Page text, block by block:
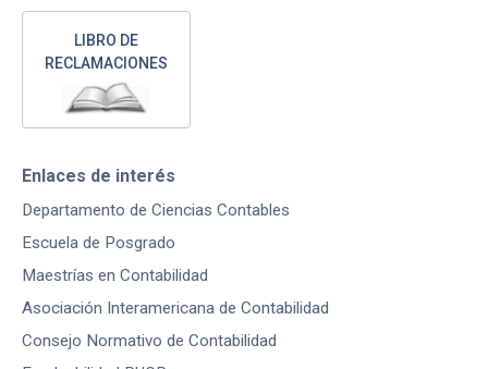
LIBRO DE
RECLAMACIONES
Enlaces de interés
Departamento de Ciencias Contables
Escuela de Posgrado
Maestrías en Contabilidad
Asociación Interamericana de Contabilidad
Consejo Normativo de Contabilidad